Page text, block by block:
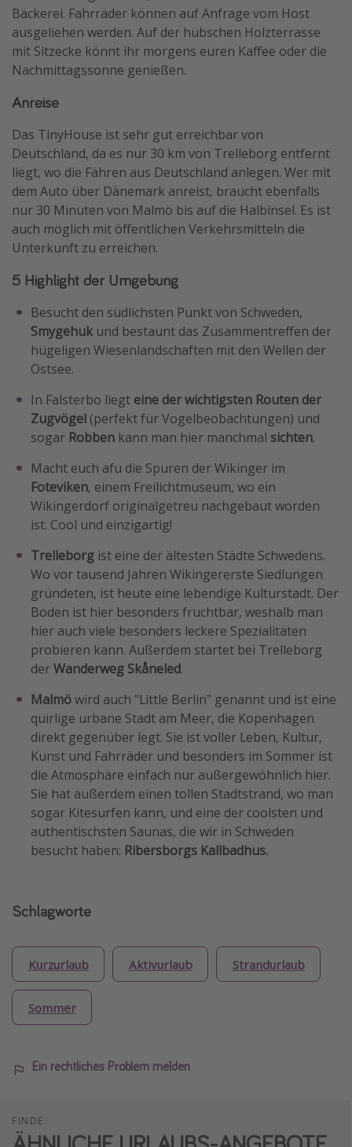
Bäckerei. Fahrräder können auf Anfrage vom Host
ausgeliehen werden. Auf der hübschen Holzterrasse
mit Sitzecke könnt ihr morgens euren Kaffee oder die
Nachmittagssonne genießen.
Anreise
Das TinyHouse ist sehr gut erreichbar von
Deutschland, da es nur 30 km von Trelleborg entfernt
liegt, wo die Fähren aus Deutschland anlegen. Wer mit
dem Auto über Dänemark anreist, braucht ebenfalls
nur 30 Minuten von Malmö bis auf die Halbinsel. Es ist
auch möglich mit öffentlichen Verkehrsmitteln die
Unterkunft zu erreichen.
5 Highlight der Umgebung
Besucht den südlichsten Punkt von Schweden,
Smygehuk und bestaunt das Zusammentreffen der
hügeligen Wiesenlandschaften mit den Wellen der
Ostsee.
In Falsterbo liegt eine der wichtigsten Routen der
Zugvögel (perfekt für Vogelbeobachtungen) und
sogar Robben kann man hier manchmal sichten.
Macht euch afu die Spuren der Wikinger im
Foteviken, einem Freilichtmuseum, wo ein
Wikingerdorf originalgetreu nachgebaut worden
ist. Cool und einzigartig!
Trelleborg ist eine der ältesten Städte Schwedens.
Wo vor tausend Jahren Wikingererste Siedlungen
gründeten, ist heute eine lebendige Kulturstadt. Der
Boden ist hier besonders fruchtbar, weshalb man
hier auch viele besonders leckere Spezialitäten
probieren kann. Außerdem startet bei Trelleborg
derWanderweg Skåneled.
Malmöwird auch "Little Berlin" genannt und ist eine
quirlige urbane Stadt am Meer, die Kopenhagen
direkt gegenüber legt. Sie ist voller Leben, Kultur,
Kunst und Fahrräder und besonders im Sommer ist
die Atmosphäre einfach nur außergewöhnlich hier.
Sie hat außerdem einen tollen Stadtstrand, wo man
sogar Kitesurfen kann, und eine der coolsten und
authentischsten Saunas, die wir in Schweden
besucht haben: Ribersborgs Kallbadhus.
Schlagworte
Kurzurlaub Aktivurlaub Strandurlaub
Sommer
Ein rechtliches Problem melden
FINDE